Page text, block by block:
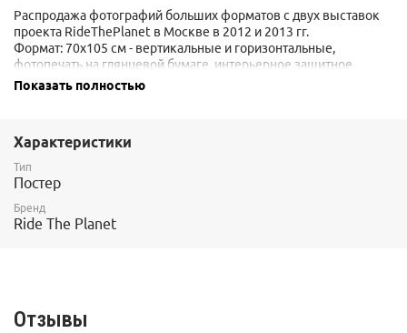
Распродажа фотографий больших форматов с двух выставок
проекта RideThePlanet в Москве в 2012 и 2013 гг.
Формат: 70х105 см - вертикальные и горизонтальные,
фотопечать на глянцевой бумаге, интерьерное защитное
лакирование, накатка на армированный пенокартон 5 мм.
Показать полностью
Характеристики
Тип
Постер
Бренд
Ride The Planet
Отзывы